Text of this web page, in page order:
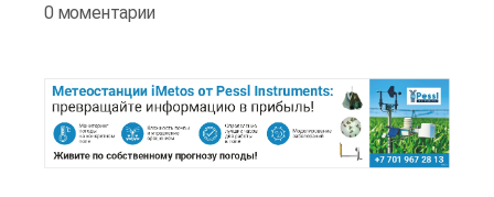
0 моментарии